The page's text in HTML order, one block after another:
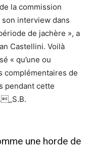
la commission
interview dans
de jachère », a
Castellini. Voilà
« qu’une ou
complémentaires de
pendant cette
une horde de